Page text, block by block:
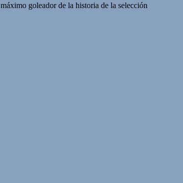
goleador de la historia de la selección